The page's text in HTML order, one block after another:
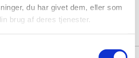
du har givet dem, eller som
brug af deres tjenester.